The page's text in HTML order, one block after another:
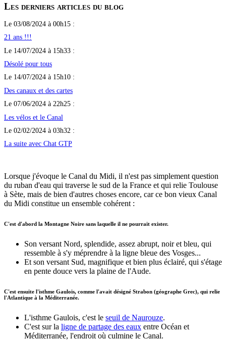
Les derniers articles du blog
Le 03/08/2024 à 00h15 :
21 ans !!!
Le 14/07/2024 à 15h33 :
Désolé pour tous
Le 14/07/2024 à 15h10 :
Des canaux et des cartes
Le 07/06/2024 à 22h25 :
Les vélos et le Canal
Le 02/02/2024 à 03h32 :
La suite avec Chat GTP
Lorsque j'évoque le Canal du Midi, il n'est pas simplement question
du ruban d'eau qui traverse le sud de la France et qui relie Toulouse
à Sète, mais de bien d'autres choses encore, car ce bon vieux Canal
du Midi constitue un ensemble cohérent :
C'est d'abord la Montagne Noire sans laquelle il ne pourrait exister.
Son versant Nord, splendide, assez abrupt, noir et bleu, qui
ressemble à s'y méprendre à la ligne bleue des Vosges...
Et son versant Sud, magnifique et bien plus éclairé, qui s'étage
en pente douce vers la plaine de l'Aude.
C'est ensuite l'isthme Gaulois, comme l'avait désigné Strabon (géographe Grec), qui relie
l'Atlantique à la Méditerranée.
L'isthme Gaulois, c'est le seuil de Naurouze.
C'est sur la ligne de partage des eaux entre Océan et
Méditerranée, l'endroit où culmine le Canal.